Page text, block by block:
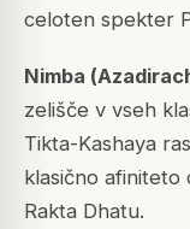
celoten spekter
Nimba (
zelišče v vseh
Tikta-Kashaya
klasično afiniteto
Rakta Dhatu.